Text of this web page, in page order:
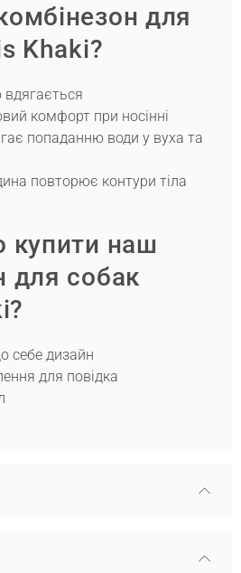
для
Khaki?
комфорт при носінні
попаданню води у вуха та
повторює контури тіла
купити наш
для собак
себе дизайн
для повідка